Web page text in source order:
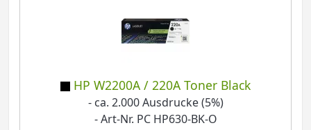
HP W2200A / 220A Toner Black
- ca. 2.000 Ausdrucke (5%)
- Art-Nr. PC HP630-BK-O